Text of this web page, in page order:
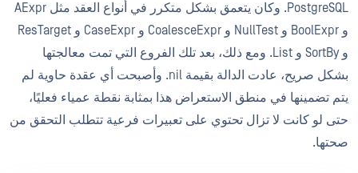
PostgreSQL. وكان يتعمق بشكل متكرر في أنواع العقد مثل AExpr
و BoolExpr و NullTest و CoalesceExpr و CaseExpr و ResTarget
و SortBy و List. ومع ذلك، بعد تلك الفروع التي تمت معالجتها
بشكل صريح، عادت الدالة بقيمة nil. وأصبحت أي عقدة حاوية لم
يتم تضمينها في منطق الاستعراض هذا بمثابة نقطة عمياء فعليًا،
حتى لو كانت لا تزال تحتوي على تعبيرات فرعية تتطلب التحقق من
صحتها.